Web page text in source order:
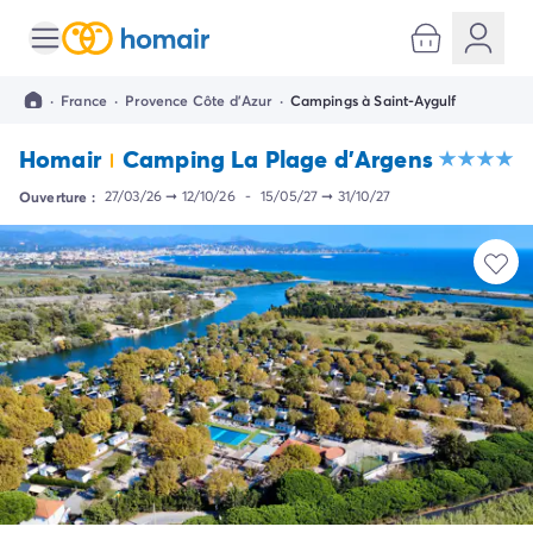
Toutes nos destinations
Camping Alsace
Camping Strasbourg
Camping Haut-Rhin
Camping Colmar
Camping Aquitaine
Camping Dordogne
Camping Gironde
Camping Arcachon
Camping Bordeaux
Camping Les Landes
Camping Biscarrosse
Camping Hossegor
Camping Messanges
Camping Mimizan
· France · Provence Côte d'Azur · Campings à Saint-Aygulf
Homair Camping La Plage d'Argens
Ouverture : 27/03/26 ➞ 12/10/26 - 15/05/27 ➞ 31/10/27